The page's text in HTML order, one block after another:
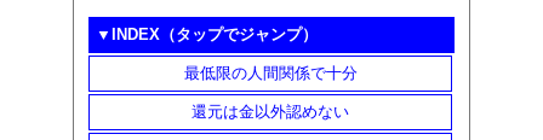
▼INDEX（タップでジャンプ）
最低限の人間関係で十分
還元は金以外認めない